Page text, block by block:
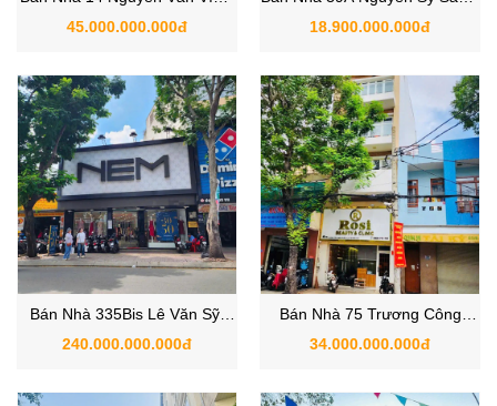
Phường 4, Quận Tân Bình,
45.000.000.000đ
Phường 15, Quận Tân Bình
18.900.000.000đ
Bán Nhà 335Bis Lê Văn Sỹ,
Phường 1, Quận Tân Bình,
240.000.000.000đ
Bán Nhà 75 Trương Công
Định, Phường 14, Quận Tân
34.000.000.000đ